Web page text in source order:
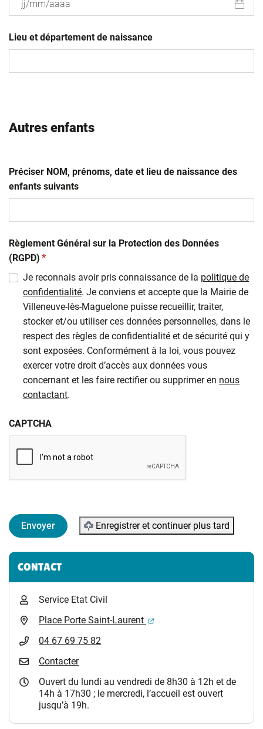
slash
MM
Lieu et département de naissance
Autres enfants
Préciser NOM, prénoms, date et lieu de naissance des
enfants suivants
Règlement Général sur la Protection des Données
(RGPD) (obligatoire)
*
Je reconnais avoir pris connaissance de la politique de
confidentialité. Je conviens et accepte que la Mairie de
Villeneuve-lès-Maguelone puisse recueillir, traiter,
stocker et/ou utiliser ces données personnelles, dans le
respect des règles de confidentialité et de sécurité qui y
sont exposées. Conformément à la loi, vous pouvez
exercer votre droit d’accès aux données vous
concernant et les faire rectifier ou supprimer en nous
contactant.
CAPTCHA
Enregistrer et continuer plus tard
Informations complémentaires
CONTACT
Service Etat Civil
Place Porte Saint-Laurent
(ouverture dans un
04 67 69 75 82
Contacter
Ouvert du lundi au vendredi de 8h30 à 12h et de
14h à 17h30 ; le mercredi, l’accueil est ouvert
jusqu’à 19h.